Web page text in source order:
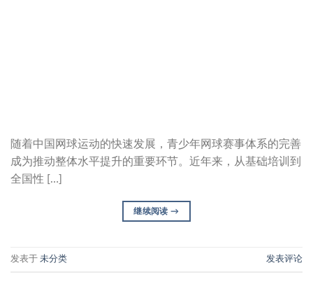
随着中国网球运动的快速发展，青少年网球赛事体系的完善
成为推动整体水平提升的重要环节。近年来，从基础培训到
全国性 […]
继续阅读→
发表于 未分类 发表评论